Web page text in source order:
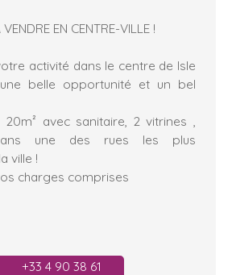
EN CENTRE-VILLE !
activité dans le centre de Isle
belle opportunité et un bel
avec sanitaire, 2 vitrines ,
une des rues les plus
ville !
charges comprises
+33 4 90 38 61